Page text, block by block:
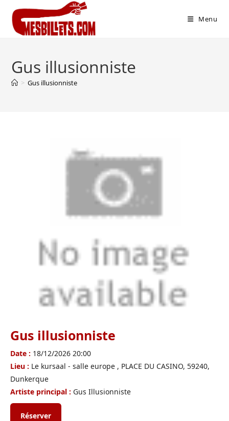
Menu
Gus illusionniste
> Gus illusionniste
Gus illusionniste
Date : 18/12/2026 20:00
Lieu : Le kursaal - salle europe , PLACE DU CASINO, 59240,
Dunkerque
Artiste principal : Gus Illusionniste
Réserver